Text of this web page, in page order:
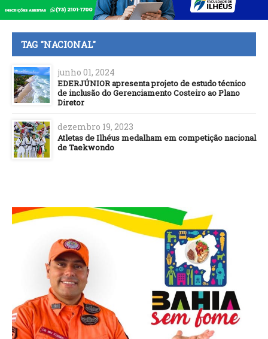
TAG "NACIONAL"
junho 01, 2024
EDERJÚNIOR apresenta projeto de estudo técnico
de inclusão do Gerenciamento Costeiro ao Plano
Diretor
dezembro 19, 2023
Atletas de Ilhéus medalham em competição nacional
de Taekwondo